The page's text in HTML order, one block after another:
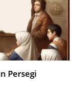
Persegi